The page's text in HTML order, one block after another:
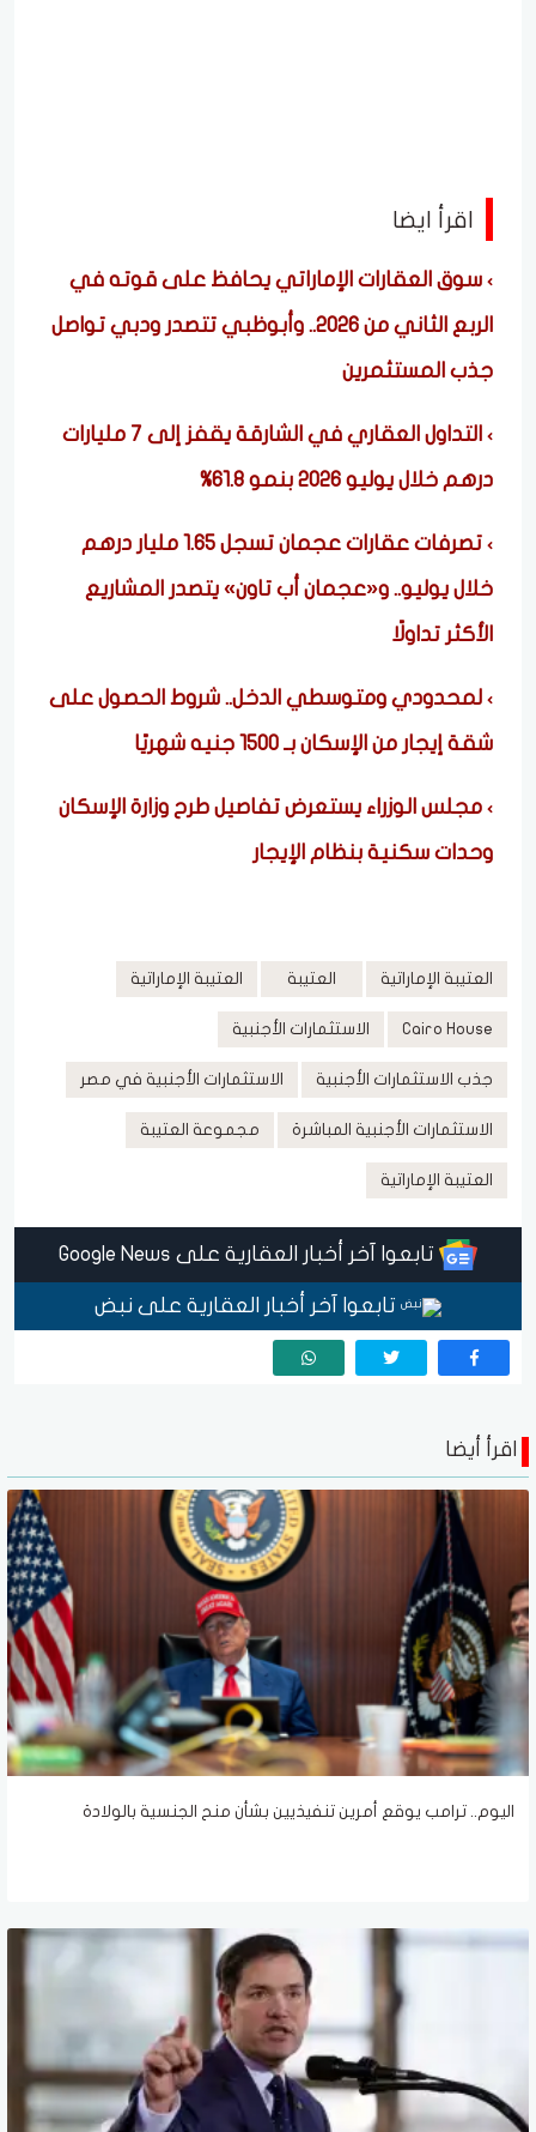
اقرأ ايضا
سوق العقارات الإماراتي يحافظ على قوته في
الربع الثاني من 2026.. وأبوظبي تتصدر ودبي تواصل
جذب المستثمرين
التداول العقاري في الشارقة يقفز إلى 7 مليارات
درهم خلال يوليو 2026 بنمو 61.8%
تصرفات عقارات عجمان تسجل 1.65 مليار درهم
خلال يوليو.. و«عجمان أب تاون» يتصدر المشاريع
الأكثر تداولًا
لمحدودي ومتوسطي الدخل.. شروط الحصول على
شقة إيجار من الإسكان بـ 1500 جنيه شهريًا
مجلس الوزراء يستعرض تفاصيل طرح وزارة الإسكان
وحدات سكنية بنظام الإيجار
العتيبة الإماراتية العتيبة العتيبة الإماراتية
Cairo House الاستثمارات الأجنبية
جذب الاستثمارات الأجنبية الاستثمارات الأجنبية في مصر
الاستثمارات الأجنبية المباشرة مجموعة العتيبة
العتيبة الإماراتية
تابعوا آخر أخبار العقارية على Google News
تابعوا آخر أخبار العقارية على نبض
اقرأ أيضا
اليوم.. ترامب يوقع أمرين تنفيذيين بشأن منح الجنسية بالولادة